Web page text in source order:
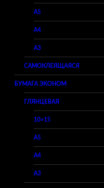
A5
A4
A3
САМОКЛЕЯЩАЯСЯ
БУМАГА ЭКОНОМ
ГЛЯНЦЕВАЯ
10×15
A5
A4
A3